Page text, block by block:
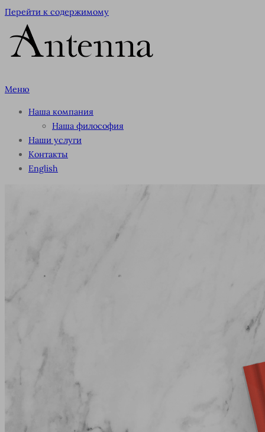
Перейти к содержимому
Меню
Наша компания
Наша философия
Наши услуги
Контакты
English